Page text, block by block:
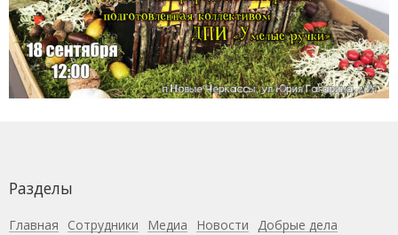
Разделы
Главная Сотрудники Медиа Новости Добрые дела